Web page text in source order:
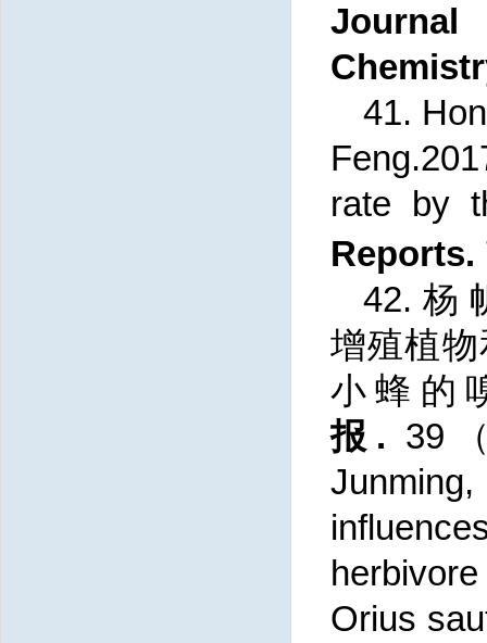
41.
rate by
Reports.
42. 杨
增殖植
小蜂的
报. 39
Orius